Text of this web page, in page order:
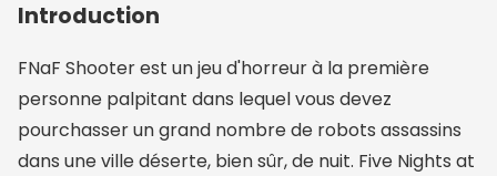
Introduction
FNaF Shooter est un jeu d'horreur à la première
personne palpitant dans lequel vous devez
pourchasser un grand nombre de robots assassins
dans une ville déserte, bien sûr, de nuit. Five Nights at